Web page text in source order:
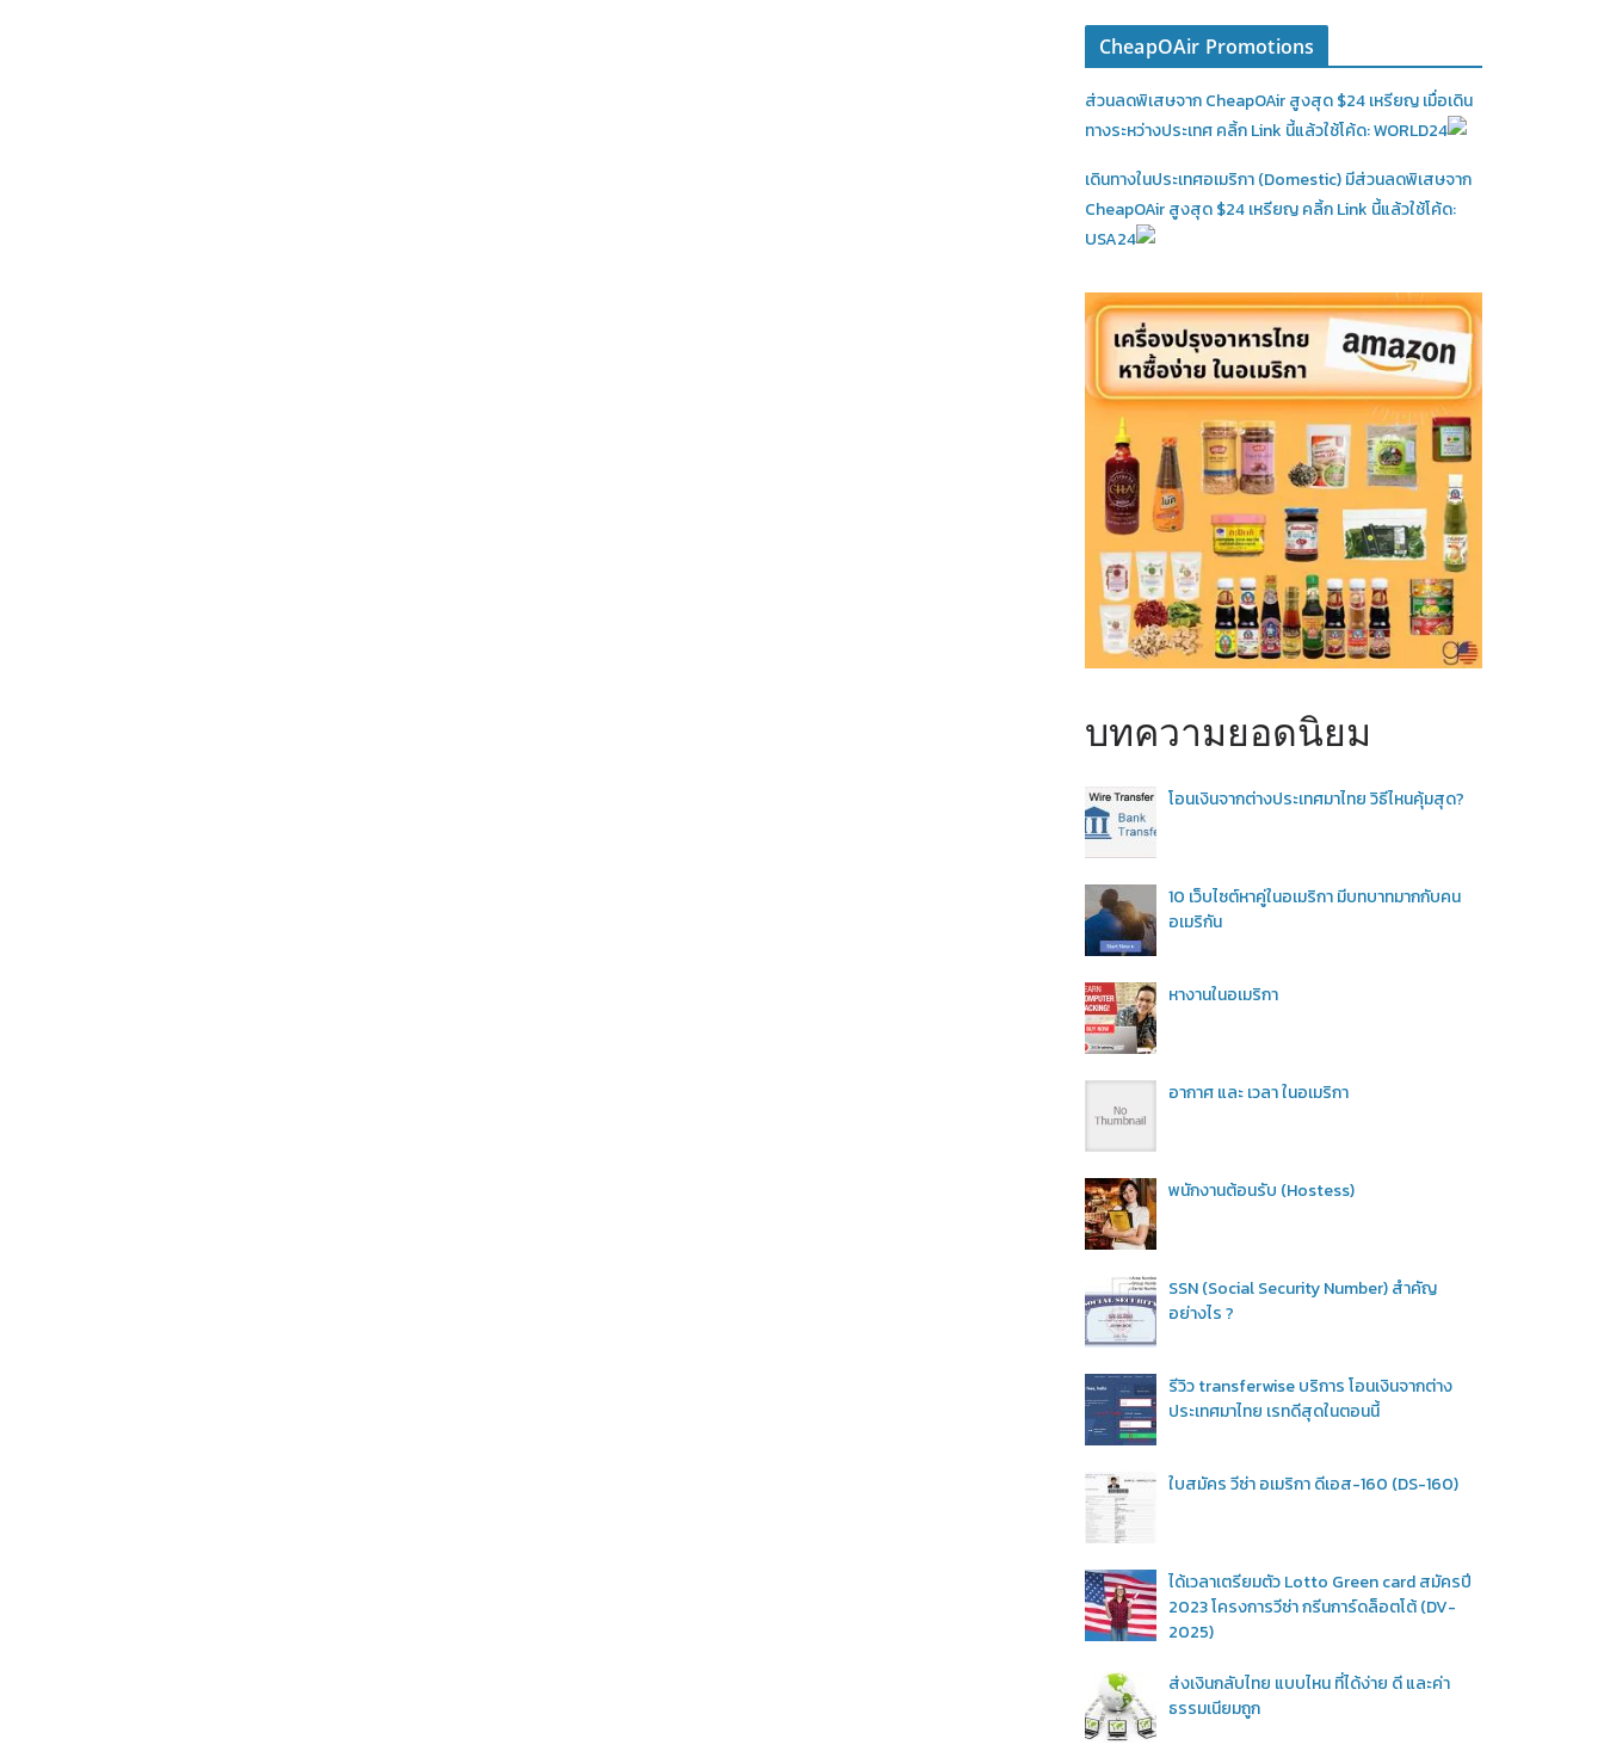
CheapOAir Promotions
ส่วนลดพิเสษจาก CheapOAir สูงสุด $24 เหรียญ เมื่อเดิน
ทางระหว่างประเทศ คลิ้ก Link นี้แล้วใช้โค้ด: WORLD24
เดินทางในประเทศอเมริกา (Domestic)มีส่วนลดพิเสษจาก
CheapOAir สูงสุด $24 เหรียญ คลิ้ก Link นี้แล้วใช้โค้ด:
USA24
บทความยอดนิยม
โอนเงินจากต่างประเทศมาไทย วิธีไหนคุ้มสุด?
10 เว็บไซต์หาคู่ในอเมริกา มีบทบาทมากกับคน
อเมริกัน
หางานในอเมริกา
อากาศ และ เวลา ในอเมริกา
พนักงานต้อนรับ (Hostess)
SSN (Social Security Number) สำคัญ
อย่างไร ?
รีวิว transferwise บริการ โอนเงินจากต่าง
ประเทศมาไทย เรทดีสุดในตอนนี้
ใบสมัคร วีซ่า อเมริกา ดีเอส-160 (DS-160)
ได้เวลาเตรียมตัว Lotto Green card สมัครปี
2023 โครงการวีซ่า กรีนการ์ดล็อตโต้ (DV-
2025)
ส่งเงินกลับไทย แบบไหน ที่ได้ง่าย ดี และค่า
ธรรมเนียมถูก